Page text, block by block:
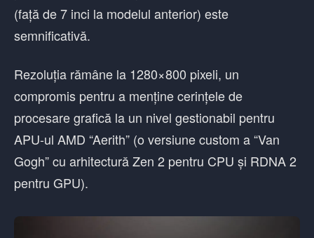
(față de 7 inci la modelul anterior) este
semnificativă.
Rezoluția rămâne la 1280×800 pixeli, un
compromis pentru a menține cerințele de
procesare grafică la un nivel gestionabil pentru
APU-ul AMD “Aerith” (o versiune custom a “Van
Gogh” cu arhitectură Zen 2 pentru CPU și RDNA 2
pentru GPU).